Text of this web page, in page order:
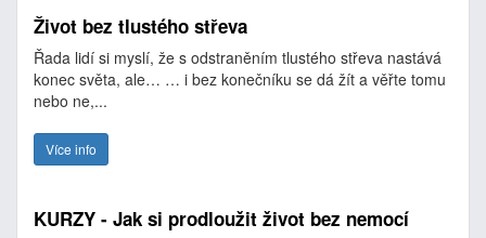
Život bez tlustého střeva
Řada lidí si myslí, že s odstraněním tlustého střeva nastává
konec světa, ale… … i bez konečníku se dá žít a věřte tomu
nebo ne,...
Více info
KURZY - Jak si prodloužit život bez nemocí